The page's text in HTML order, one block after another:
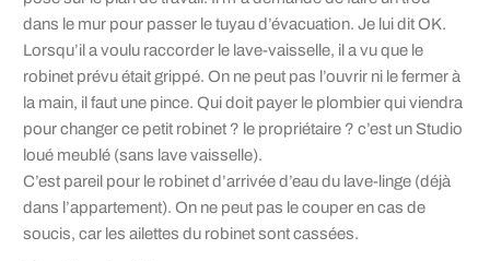
dans le mur pour passer le tuyau d’évacuation. Je lui dit OK.
Lorsqu’il a voulu raccorder le lave-vaisselle, il a vu que le
robinet prévu était grippé. On ne peut pas l’ouvrir ni le fermer à
la main, il faut une pince. Qui doit payer le plombier qui viendra
pour changer ce petit robinet ? le propriétaire ? c’est un Studio
loué meublé (sans lave vaisselle).
C’est pareil pour le robinet d’arrivée d’eau du lave-linge (déjà
dans l’appartement). On ne peut pas le couper en cas de
soucis, car les ailettes du robinet sont cassées.